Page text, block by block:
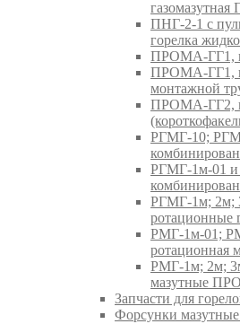
ПНГ-2-1 с
горелка
ПРОМА-ГГ1,
ПРОМА-ГГ1,
монтажной
ПРОМА-ГГ2,
РГМГ-10;
РГМГ-1м-01
РГМГ-1м; 2м;
ротационные
РМГ-1м-01;
ротационная
РМГ-1м; 2м;
мазутные
Запчасти для
Форсунки